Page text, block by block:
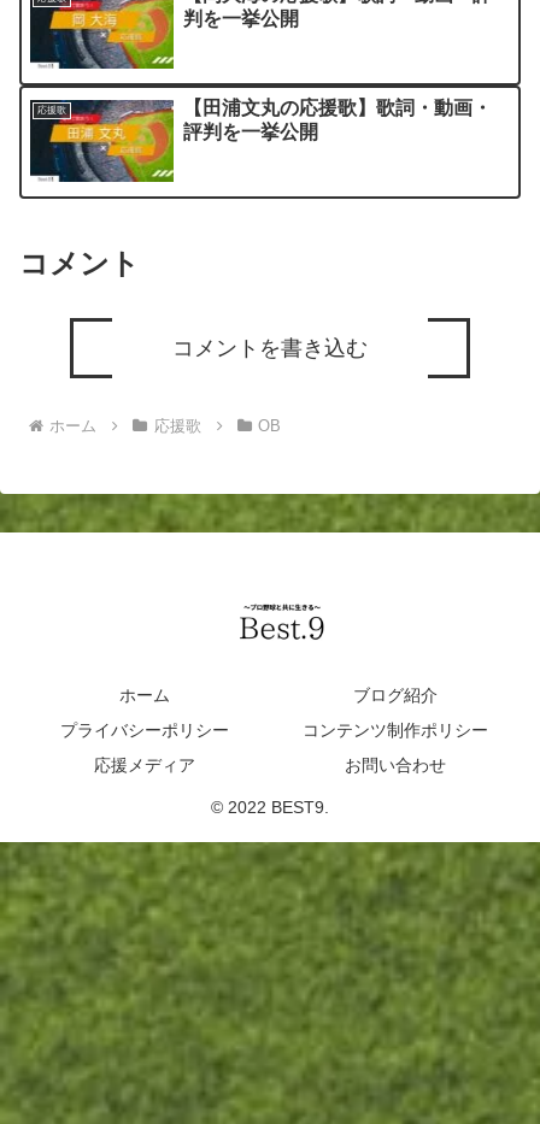
判を一挙公開
応援歌
【田浦文丸の応援歌】歌詞・動画・
評判を一挙公開
コメント
コメントを書き込む
ホーム 応援歌 OB
ホーム
ブログ紹介
プライバシーポリシー
コンテンツ制作ポリシー
応援メディア
お問い合わせ
© 2022 BEST9.